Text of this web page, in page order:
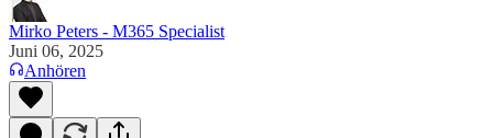
Mirko Peters - M365 Specialist
Juni 06, 2025
Anhören